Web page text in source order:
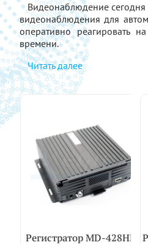
Видеонаблюдение сегодня
видеонаблюдения для
оперативно реагировать
времени.
Читать далее
Регистратор MD-428HDD